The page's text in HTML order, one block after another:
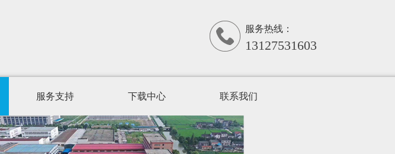
服务热线：
13127531603
服务支持 下载中心 联系我们